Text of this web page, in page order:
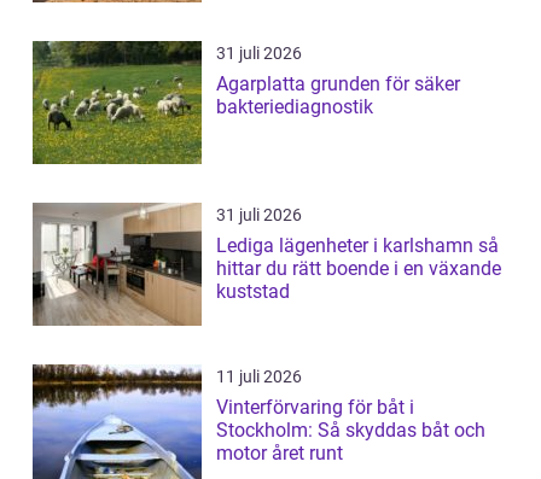
31 juli 2026
Agarplatta grunden för säker
bakteriediagnostik
31 juli 2026
Lediga lägenheter i karlshamn så
hittar du rätt boende i en växande
kuststad
11 juli 2026
Vinterförvaring för båt i
Stockholm: Så skyddas båt och
motor året runt